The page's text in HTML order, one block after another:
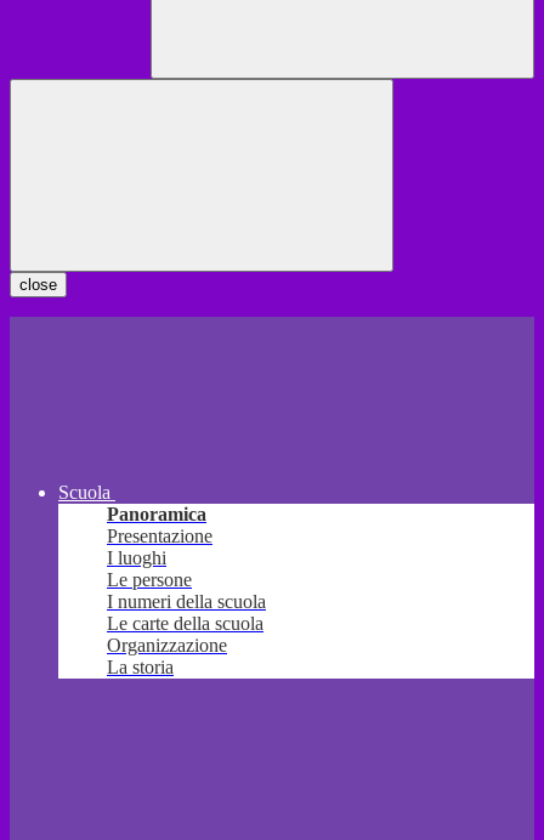
close
Scuola
Panoramica
Presentazione
I luoghi
Le persone
I numeri della scuola
Le carte della scuola
Organizzazione
La storia